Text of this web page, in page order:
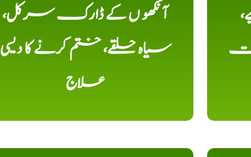
آنکھو ں کے ڈارک سرکل،
سیاہ حلقے، ختم کرنے کا دیسی
علاج